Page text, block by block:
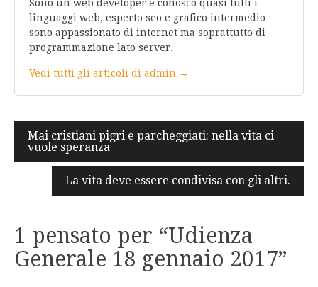
Sono un web developer e conosco quasi tutti i
linguaggi web, esperto seo e grafico intermedio
sono appassionato di internet ma soprattutto di
programmazione lato server.
Vedi tutti gli articoli di admin →
Navigazione
articoli
Mai cristiani pigri e parcheggiati: nella vita ci
vuole speranza
La vita deve essere condivisa con gli altri.
1 pensato per “Udienza
Generale 18 gennaio 2017”